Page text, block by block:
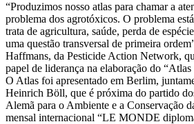
“Produzimos nosso atlas para chamar a
problema dos agrotóxicos. O problema
trata de agricultura, saúde, perda de
uma questão transversal de primeira
Haffmans, da Pesticide Action Network,
papel de liderança na elaboração do
O Atlas foi apresentado em Berlim,
Heinrich Böll, que é próxima do partido
Alemã para o Ambiente e a Conservação
mensal internacional “LE MONDE